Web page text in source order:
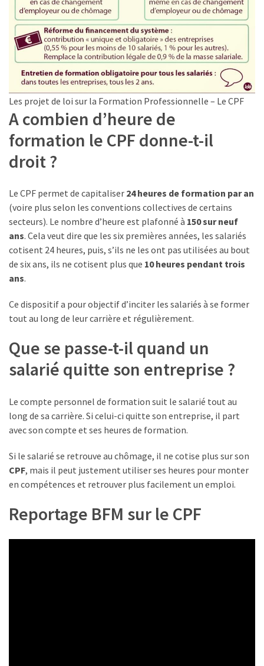
Certification
(28)
Les projet de loi sur la Formation Professionnelle – Le CPF
A combien d’heure de
formation le CPF donne-t-il
droit ?
Le CPF permet de capitaliser 24 heures de formation par an
(voire plus selon les conventions collectives de certains
secteurs). Le nombre d’heure est plafonné à 150 sur neuf
ans. Cela veut dire que les six premières années, les salariés
cotisent 24 heures, puis, s’ils ne les ont pas utilisées au bout
de six ans, ils ne cotisent plus que 10 heures pendant trois
ans.
Ce dispositif a pour objectif d’inciter les salariés à se former
tout au long de leur carrière et régulièrement.
Que se passe-t-il quand un
salarié quitte son entreprise ?
Le compte personnel de formation suit le salarié tout au
long de sa carrière. Si celui-ci quitte son entreprise, il part
avec son compte et ses heures de formation.
Si le salarié se retrouve au chômage, il ne cotise plus sur son
CPF, mais il peut justement utiliser ses heures pour monter
en compétences et retrouver plus facilement un emploi.
Reportage BFM sur le CPF